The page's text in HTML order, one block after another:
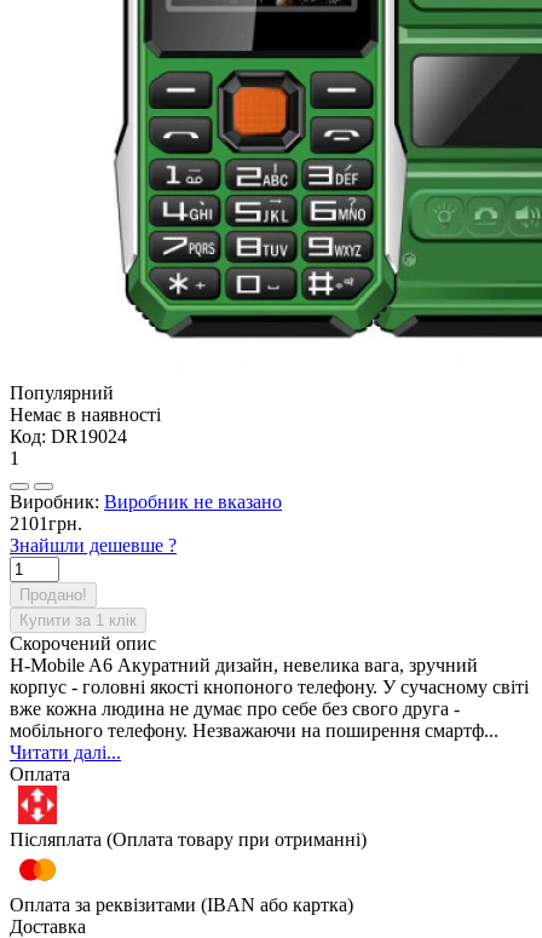
Популярний
Немає в наявності
Код: DR19024
1
Виробник: Виробник не вказано
2101грн.
Знайшли дешевше ?
Продано!
Купити за 1 клiк
Скорочений опис
H-Mobile A6 Акуратний дизайн, невелика вага, зручний
корпус - головні якості кнопоного телефону. У сучасному світі
вже кожна людина не думає про себе без свого друга -
мобільного телефону. Незважаючи на поширення смартф...
Читати далі...
Оплата
Післяплата (Оплата товару при отриманні)
Оплата за реквізитами (IBAN або картка)
Доставка